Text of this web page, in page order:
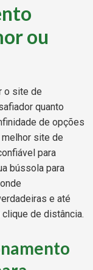
ou
o site de
quanto
de opções
site de
para
bússola para
e até
de distância.